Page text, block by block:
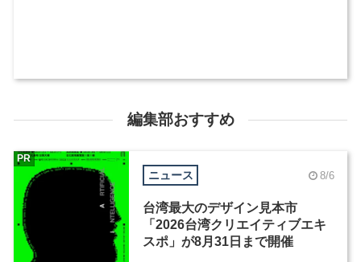
編集部おすすめ
ニュース 8/6
台湾最大のデザイン見本市
「2026台湾クリエイティブエキ
スポ」が8月31日まで開催
PR